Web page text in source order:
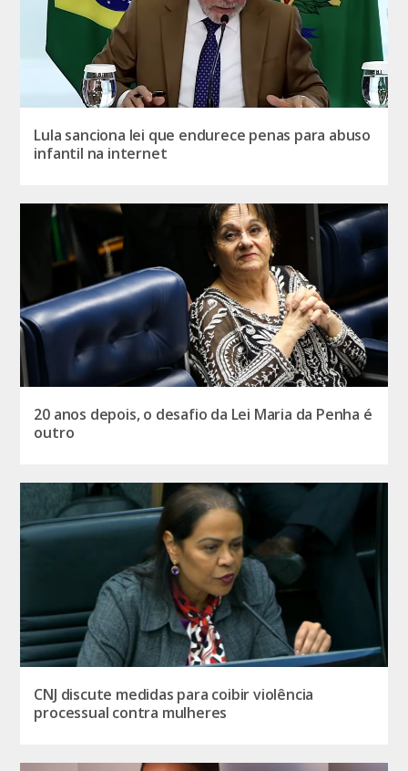
Lula sanciona lei que endurece penas para abuso
infantil na internet
20 anos depois, o desafio da Lei Maria da Penha é
outro
CNJ discute medidas para coibir violência
processual contra mulheres